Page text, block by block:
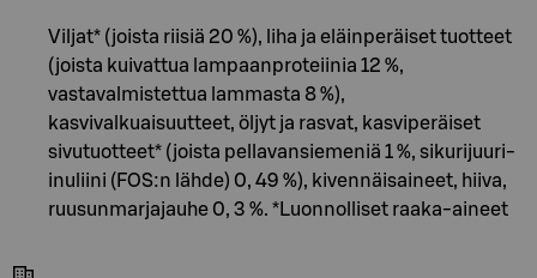
Viljat* (joista riisiä 20 %), liha ja eläinperäiset tuotteet
(joista kuivattua lampaanproteiinia 12 %,
vastavalmistettua lammasta 8 %),
kasvivalkuaisuutteet, öljyt ja rasvat, kasviperäiset
sivutuotteet* (joista pellavansiemeniä 1 %, sikurijuuri-
inuliini (FOS:n lähde) 0, 49 %), kivennäisaineet, hiiva,
ruusunmarjajauhe 0, 3 %. *Luonnolliset raaka-aineet